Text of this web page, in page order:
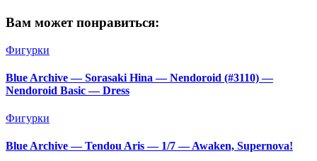
Вам может понравиться:
Фигурки
Blue Archive — Sorasaki Hina — Nendoroid (#3110) —
Nendoroid Basic — Dress
Фигурки
Blue Archive — Tendou Aris — 1/7 — Awaken, Supernova!